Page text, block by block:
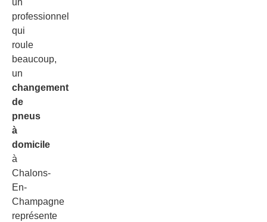
un
professionnel
qui
roule
beaucoup,
un
changement
de
pneus
à
domicile
à
Chalons-
En-
Champagne
représente